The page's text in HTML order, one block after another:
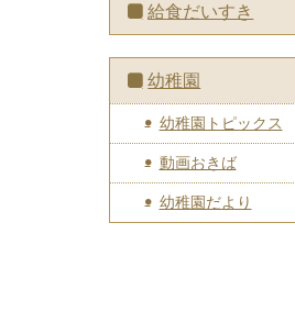
給食だいすき
幼稚園
幼稚園トピックス
動画おきば
幼稚園だより